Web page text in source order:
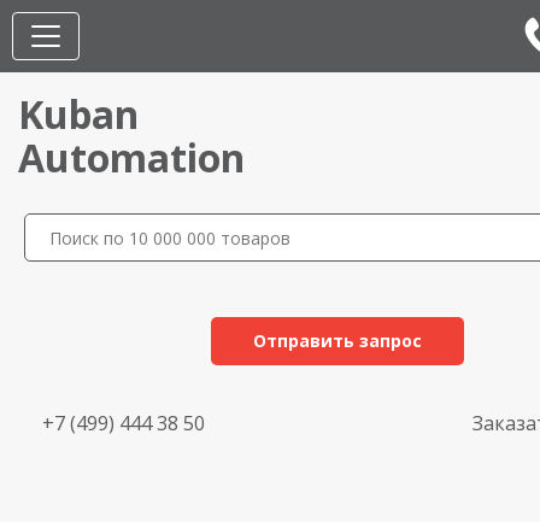
Kuban
Automation
Отправить запрос
+7 (499) 444 38 50